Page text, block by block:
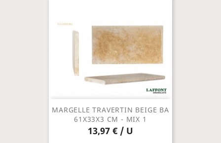
MARGELLE TRAVERTIN BEIGE BA
61X33X3 CM - MIX 1
13,97 € / U